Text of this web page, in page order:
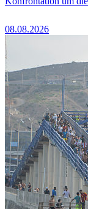
08.08.2026